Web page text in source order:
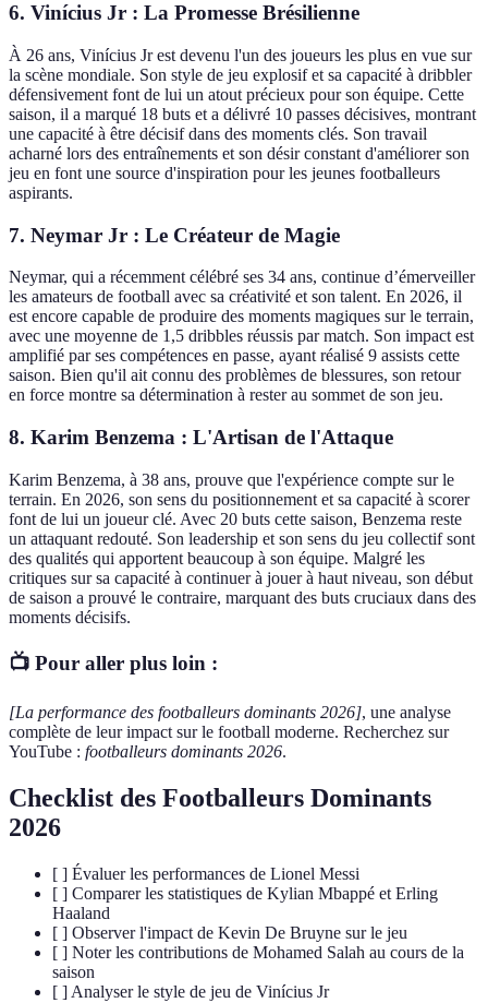
6. Vinícius Jr : La Promesse Brésilienne
À 26 ans, Vinícius Jr est devenu l'un des joueurs les plus en vue sur
la scène mondiale. Son style de jeu explosif et sa capacité à dribbler
défensivement font de lui un atout précieux pour son équipe. Cette
saison, il a marqué 18 buts et a délivré 10 passes décisives, montrant
une capacité à être décisif dans des moments clés. Son travail
acharné lors des entraînements et son désir constant d'améliorer son
jeu en font une source d'inspiration pour les jeunes footballeurs
aspirants.
7. Neymar Jr : Le Créateur de Magie
Neymar, qui a récemment célébré ses 34 ans, continue d’émerveiller
les amateurs de football avec sa créativité et son talent. En 2026, il
est encore capable de produire des moments magiques sur le terrain,
avec une moyenne de 1,5 dribbles réussis par match. Son impact est
amplifié par ses compétences en passe, ayant réalisé 9 assists cette
saison. Bien qu'il ait connu des problèmes de blessures, son retour
en force montre sa détermination à rester au sommet de son jeu.
8. Karim Benzema : L'Artisan de l'Attaque
Karim Benzema, à 38 ans, prouve que l'expérience compte sur le
terrain. En 2026, son sens du positionnement et sa capacité à scorer
font de lui un joueur clé. Avec 20 buts cette saison, Benzema reste
un attaquant redouté. Son leadership et son sens du jeu collectif sont
des qualités qui apportent beaucoup à son équipe. Malgré les
critiques sur sa capacité à continuer à jouer à haut niveau, son début
de saison a prouvé le contraire, marquant des buts cruciaux dans des
moments décisifs.
📺 Pour aller plus loin :
[La performance des footballeurs dominants 2026], une analyse
complète de leur impact sur le football moderne. Recherchez sur
YouTube : footballeurs dominants 2026.
Checklist des Footballeurs Dominants
2026
[ ] Évaluer les performances de Lionel Messi
[ ] Comparer les statistiques de Kylian Mbappé et Erling
Haaland
[ ] Observer l'impact de Kevin De Bruyne sur le jeu
[ ] Noter les contributions de Mohamed Salah au cours de la
saison
[ ] Analyser le style de jeu de Vinícius Jr